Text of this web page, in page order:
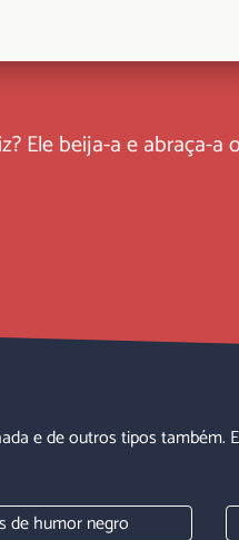
Ele beija-a e abraça-
e de outros tipos também.
de humor negro